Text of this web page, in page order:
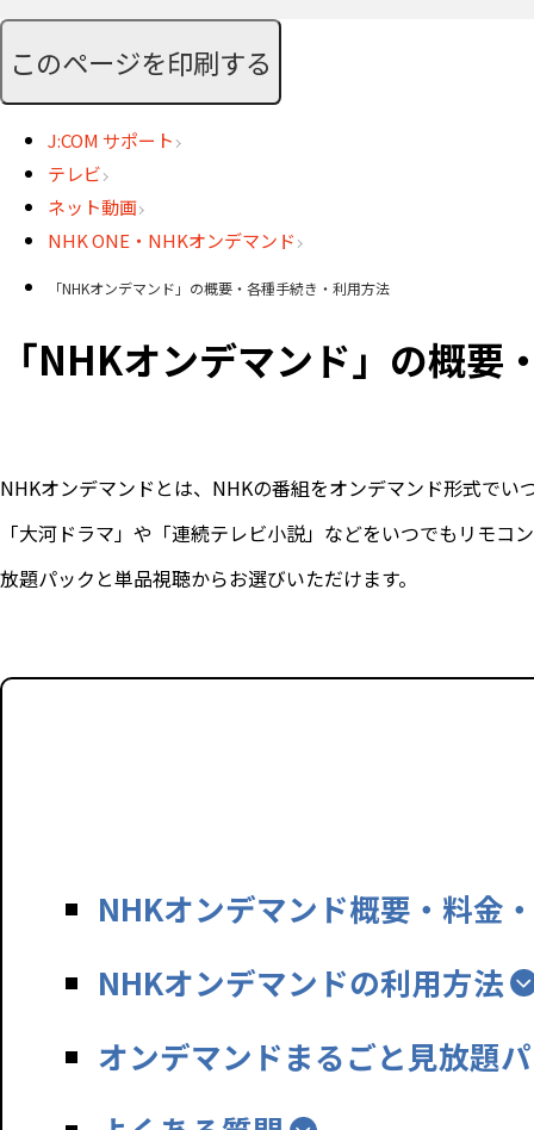
このページを印刷する
J:COM サポート
テレビ
ネット動画
NHK ONE・NHKオンデマンド
「NHKオンデマンド」の概要・各種手続き・利用方法
「NHKオンデマンド」の概要
NHKオンデマンドとは、NHKの番組をオンデマンド形式で
「大河ドラマ」や「連続テレビ小説」などをいつでもリモ
放題パックと単品視聴からお選びいただけます。​
NHKオンデマンド概要・料金
NHKオンデマンドの利用方法
オンデマンドまるごと見放題